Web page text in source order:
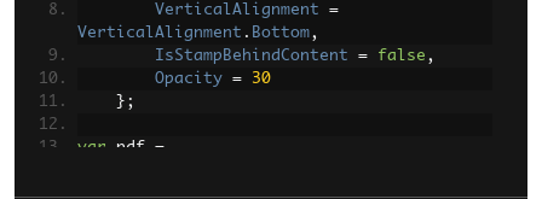
VerticalAlignment
=
VerticalAlignment . Bottom,
IsStampBehindContent
= false ,
Opacity
=
30
};
var pdf =